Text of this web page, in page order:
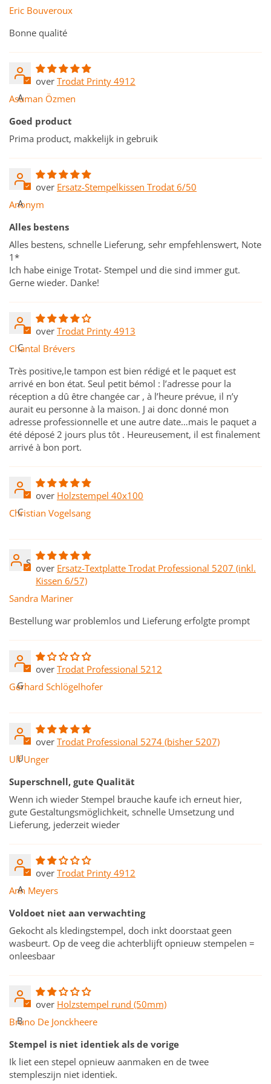
Eric Bouveroux
Bonne qualité
A
Trodat Printy 4912
Asuman Özmen
Goed product
Prima product, makkelijk in gebruik
A
Ersatz-Stempelkissen Trodat 6/50
Anonym
Alles bestens
Alles bestens, schnelle Lieferung, sehr empfehlenswert, Note
1*
Ich habe einige Trotat- Stempel und die sind immer gut.
Gerne wieder. Danke!
C
Trodat Printy 4913
Chantal Brévers
Très positive,le tampon est bien rédigé et le paquet est
arrivé en bon état. Seul petit bémol : l’adresse pour la
réception a dû être changée car , à l’heure prévue, il n’y
aurait eu personne à la maison. J ai donc donné mon
adresse professionnelle et une autre date…mais le paquet a
été déposé 2 jours plus tôt . Heureusement, il est finalement
arrivé à bon port.
C
Holzstempel 40x100
Christian Vogelsang
S
Ersatz-Textplatte Trodat Professional 5207 (inkl.
Kissen 6/57)
Sandra Mariner
Bestellung war problemlos und Lieferung erfolgte prompt
G
Trodat Professional 5212
Gerhard Schlögelhofer
U
Trodat Professional 5274 (bisher 5207)
Ulf Unger
Superschnell, gute Qualität
Wenn ich wieder Stempel brauche kaufe ich erneut hier,
gute Gestaltungsmöglichkeit, schnelle Umsetzung und
Lieferung, jederzeit wieder
A
Trodat Printy 4912
Ann Meyers
Voldoet niet aan verwachting
Gekocht als kledingstempel, doch inkt doorstaat geen
wasbeurt. Op de veeg die achterblijft opnieuw stempelen =
onleesbaar
B
Holzstempel rund (50mm)
Bruno De Jonckheere
Stempel is niet identiek als de vorige
Ik liet een stepel opnieuw aanmaken en de twee
stempleszijn niet identiek.